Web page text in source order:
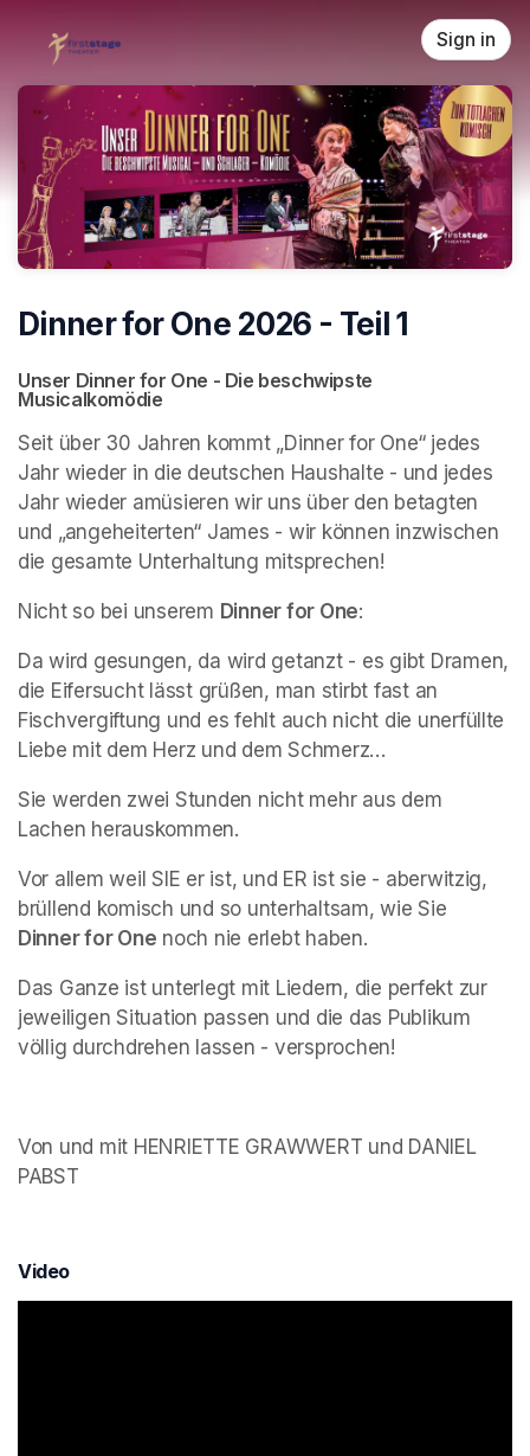
Sign in
Dinner for One 2026 - Teil 1
Unser Dinner for One - Die beschwipste
Musicalkomödie
Seit über 30 Jahren kommt „Dinner for One“ jedes
Jahr wieder in die deutschen Haushalte - und jedes
Jahr wieder amüsieren wir uns über den betagten
und „angeheiterten“ James - wir können inzwischen
die gesamte Unterhaltung mitsprechen!
Nicht so bei unserem Dinner for One:
Da wird gesungen, da wird getanzt - es gibt Dramen,
die Eifersucht lässt grüßen, man stirbt fast an
Fischvergiftung und es fehlt auch nicht die unerfüllte
Liebe mit dem Herz und dem Schmerz…
Sie werden zwei Stunden nicht mehr aus dem
Lachen herauskommen.
Vor allem weil SIE er ist, und ER ist sie - aberwitzig,
Dinner for One noch nie erlebt haben.
Das Ganze ist unterlegt mit Liedern, die perfekt zur
jeweiligen Situation passen und die das Publikum
völlig durchdrehen lassen - versprochen!
Von und mit HENRIETTE GRAWWERT und DANIEL
PABST
Video